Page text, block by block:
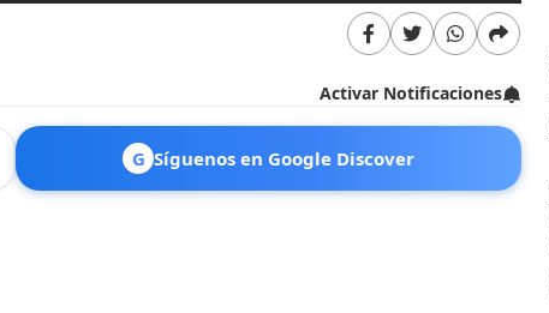
Activar Notificaciones
G Síguenos en Google Discover